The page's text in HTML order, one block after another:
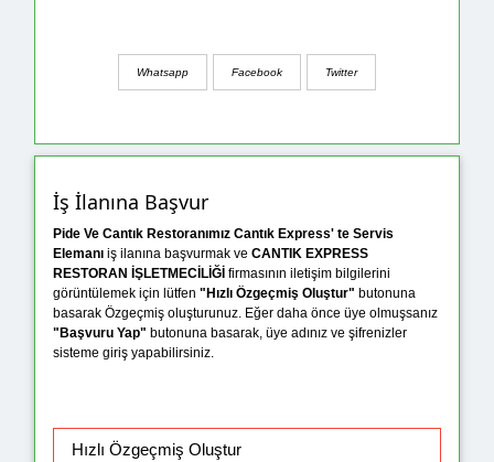
Whatsapp Facebook Twitter
İş İlanına Başvur
Pide Ve Cantık Restoranımız Cantık Express' te Servis
Elemanı iş ilanına başvurmak ve CANTIK EXPRESS
RESTORAN İŞLETMECİLİĞİ firmasının iletişim bilgilerini
görüntülemek için lütfen "Hızlı Özgeçmiş Oluştur" butonuna
basarak Özgeçmiş oluşturunuz. Eğer daha önce üye olmuşsanız
"Başvuru Yap" butonuna basarak, üye adınız ve şifrenizler
sisteme giriş yapabilirsiniz.